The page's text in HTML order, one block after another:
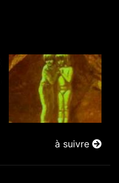
à suivre